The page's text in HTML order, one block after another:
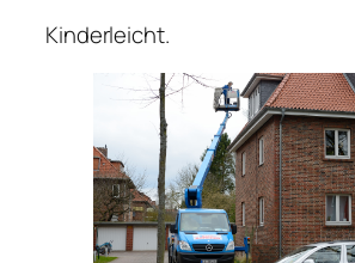
Kinderleicht.